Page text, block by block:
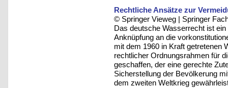
Rechtliche Ansätze zur
© Springer Vieweg | Springer
Das deutsche Wasserrecht ist
Anknüpfung an die
mit dem 1960 in Kraft getretenen
rechtlicher Ordnungsrahmen für
geschaffen, der eine gerechte
Sicherstellung der Bevölkerung
dem zweiten Weltkrieg